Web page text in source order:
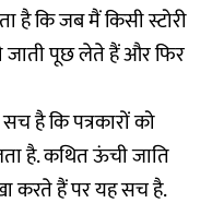
है कि जब मैं किसी स्टोरी
जाती पूछ लेते हैं और फिर
है कि पत्रकारों को
है. कथित ऊंची जाति
करते हैं पर यह सच है.